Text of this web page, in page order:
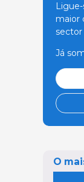
maior
sector
Já
O